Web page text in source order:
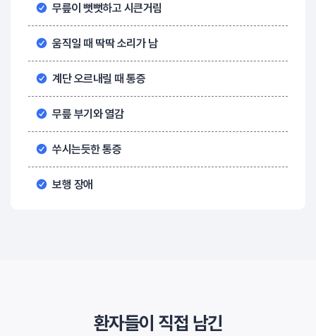
무릎이 뻣뻣하고 시큰거림
움직일 때 딱딱 소리가 남
계단 오르내릴 때 통증
무릎 부기와 열감
쑤시는듯한 통증
보행 장애
환자들이 직접 남긴